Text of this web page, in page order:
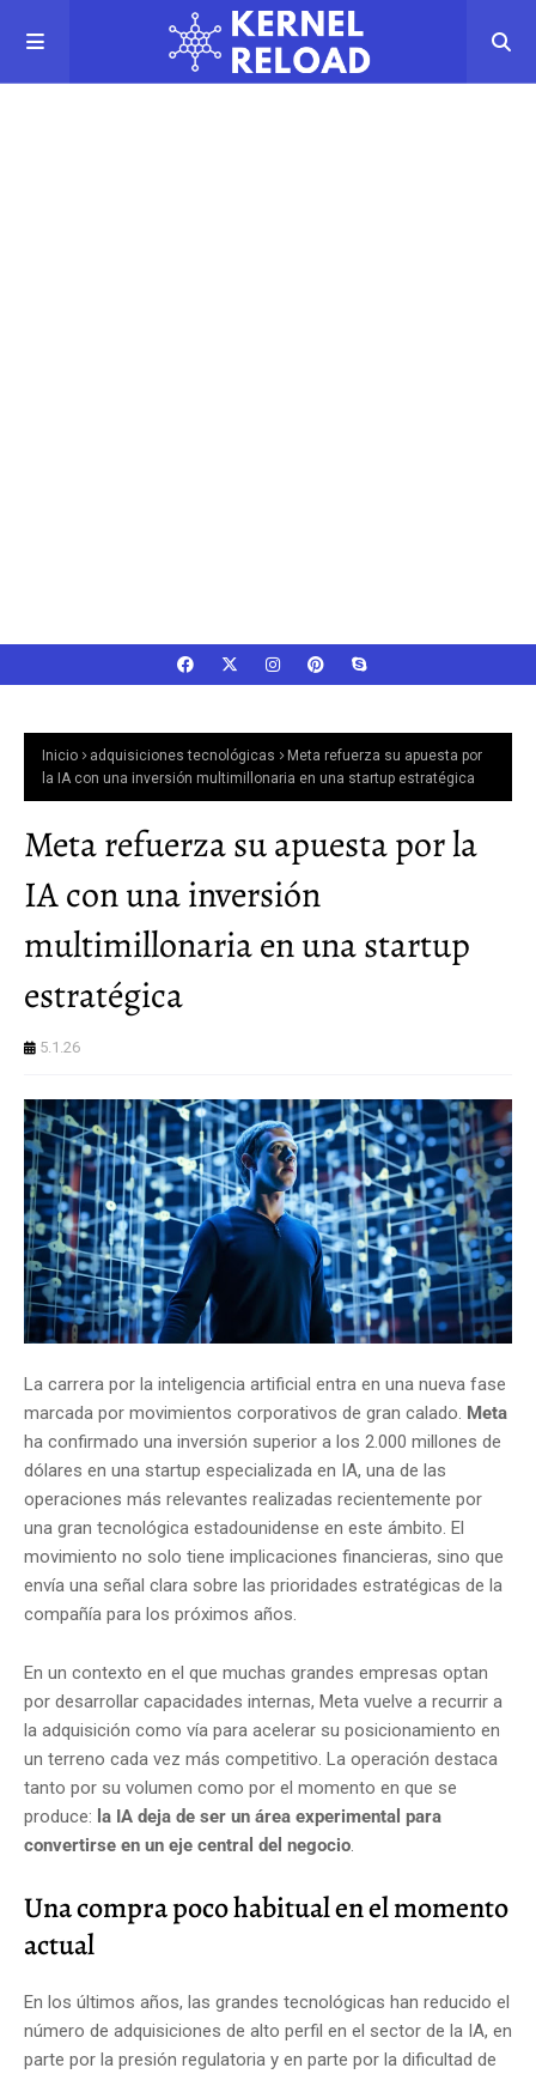
Inicio adquisiciones tecnológicas
Meta refuerza su apuesta por
la IA con una inversión multimillonaria en una startup estratégica
Meta refuerza su apuesta por la
IA con una inversión
multimillonaria en una startup
estratégica
5.1.26
La carrera por la inteligencia artificial entra en una nueva fase
marcada por movimientos corporativos de gran calado. Meta
ha confirmado una inversión superior a los 2.000 millones de
dólares en una startup especializada en IA, una de las
operaciones más relevantes realizadas recientemente por
una gran tecnológica estadounidense en este ámbito. El
movimiento no solo tiene implicaciones financieras, sino que
envía una señal clara sobre las prioridades estratégicas de la
compañía para los próximos años.
En un contexto en el que muchas grandes empresas optan
por desarrollar capacidades internas, Meta vuelve a recurrir a
la adquisición como vía para acelerar su posicionamiento en
un terreno cada vez más competitivo. La operación destaca
tanto por su volumen como por el momento en que se
produce: la IA deja de ser un área experimental para
convertirse en un eje central del negocio.
Una compra poco habitual en el momento
actual
En los últimos años, las grandes tecnológicas han reducido el
número de adquisiciones de alto perfil en el sector de la IA, en
parte por la presión regulatoria y en parte por la dificultad de